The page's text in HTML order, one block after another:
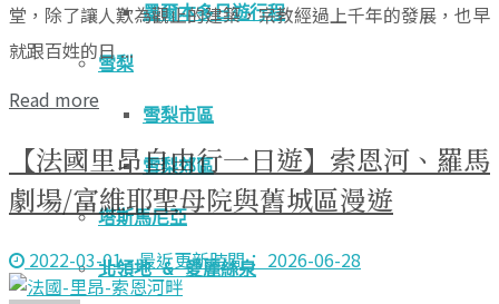
墨爾本多日遊行程
雪梨
雪梨市區
雪梨郊區
塔斯馬尼亞
北領地 & 愛麗絲泉
堂，除了讓人歎為觀止的建築，宗教經過上千年的發展，也早
就跟百姓的日 ...
Read more
【法國里昂自由行一日遊】索恩河、羅馬
劇場/富維耶聖母院與舊城區漫遊
2022-03-01 - 最近更新時間： 2026-06-28